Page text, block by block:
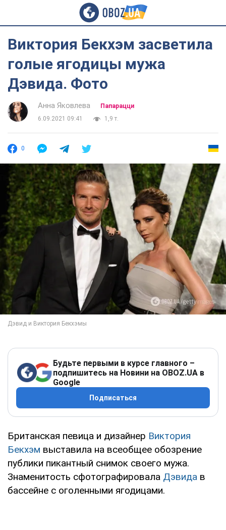
Виктория Бекхэм засветила
голые ягодицы мужа
Дэвида. Фото
Анна Яковлева
Папарацци
6.09.2021 09:41
1,9 т.
0
Будьте первыми в курсе главного –
подпишитесь на Новини на OBOZ.UA в
Google
Подписаться
Британская певица и дизайнер Виктория
Бекхэм выставила на всеобщее обозрение
публики пикантный снимок своего мужа.
Знаменитость сфотографировала Дэвида в
бассейне с оголенными ягодицами.